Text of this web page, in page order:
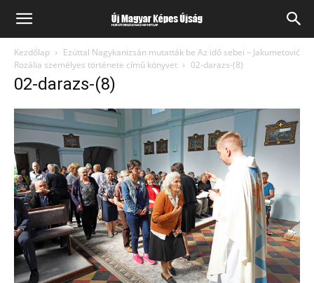
Kezdőlap
Ezúttal Nagykanizsán mutatták be Az idő sebei – Jakumetović
Rozália személyes története című könyvet
02-darazs-(8)
02-darazs-(8)